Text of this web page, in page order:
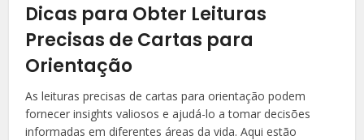
Dicas para Obter Leituras
Precisas de Cartas para
Orientação
As leituras precisas de cartas para orientação podem
fornecer insights valiosos e ajudá-lo a tomar decisões
informadas em diferentes áreas da vida. Aqui estão